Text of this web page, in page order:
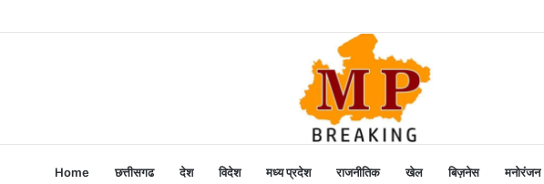
Home छत्तीसगढ देश विदेश मध्य प्रदेश राजनीतिक खेल बिज़नेस मनोरंजन